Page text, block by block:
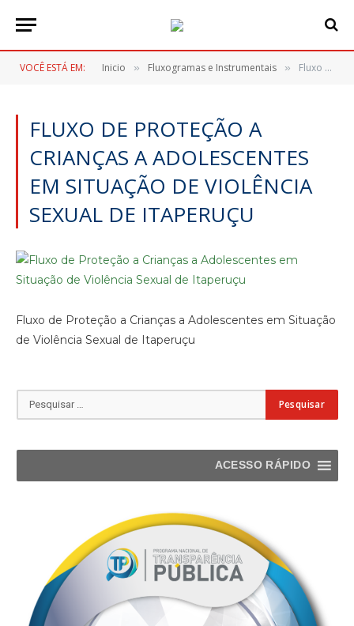
VOCÊ ESTÁ EM: Inicio » Fluxogramas e Instrumentais » Fluxo de Proteção a Crianças a Adolescentes em Situação de Violência Sexual de Itaperuçu
FLUXO DE PROTEÇÃO A
CRIANÇAS A ADOLESCENTES
EM SITUAÇÃO DE VIOLÊNCIA
SEXUAL DE ITAPERUÇU
Fluxo de Proteção a Crianças a Adolescentes em Situação
de Violência Sexual de Itaperuçu
ACESSO RÁPIDO